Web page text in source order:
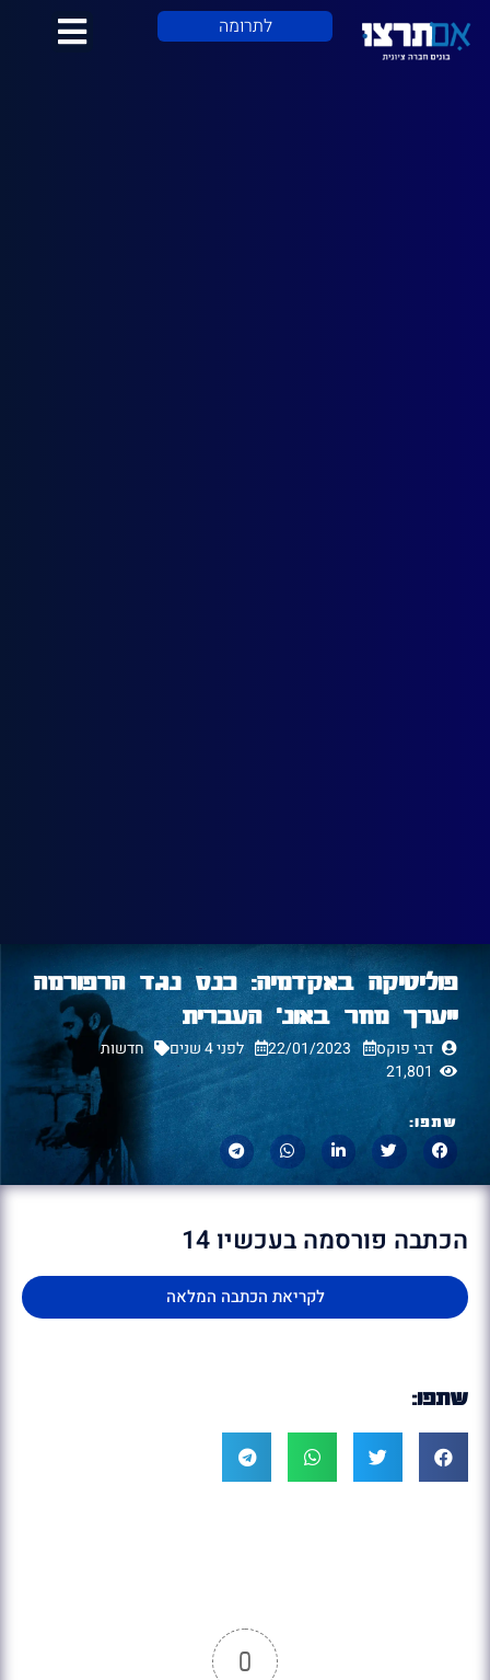
לתרומה
פוליטיקה באקדמיה: כנס נגד הרפורמה
ייערך מחר באונ' העברית
דבי פוקס 22/01/2023 לפני 4 שנים
חדשות
21,801
שתפו:
הכתבה פורסמה בעכשיו 14
לקריאת הכתבה המלאה
שתפו:
0